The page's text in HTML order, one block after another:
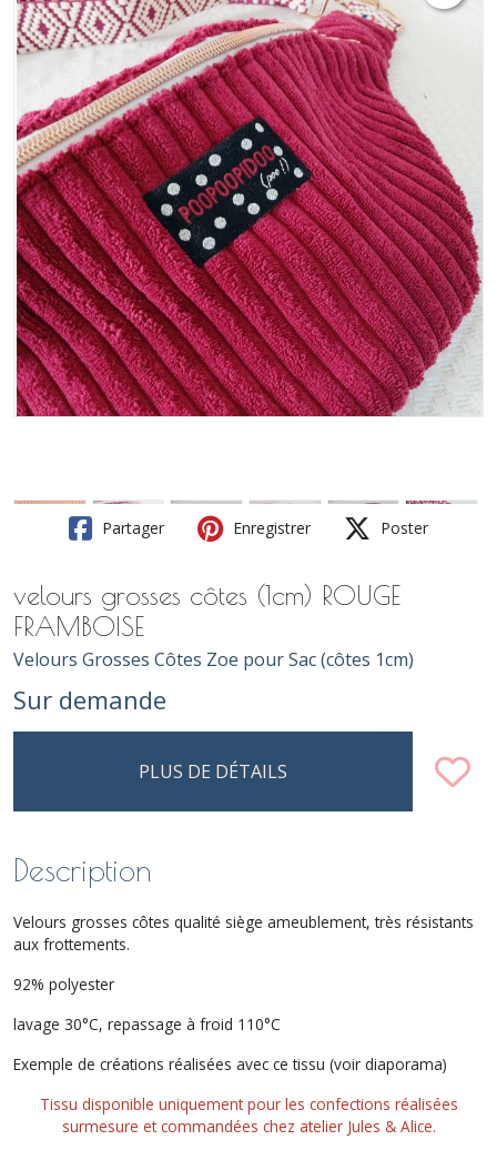
Partager Enregistrer Poster
velours grosses côtes (1cm) ROUGE
FRAMBOISE
Velours Grosses Côtes Zoe pour Sac (côtes 1cm)
Sur demande
PLUS DE DÉTAILS
Description
Velours grosses côtes qualité siège ameublement, très résistants
aux frottements.
92% polyester
lavage 30°C, repassage à froid 110°C
Exemple de créations réalisées avec ce tissu (voir diaporama)
Tissu disponible uniquement pour les confections réalisées
surmesure et commandées chez atelier Jules & Alice.